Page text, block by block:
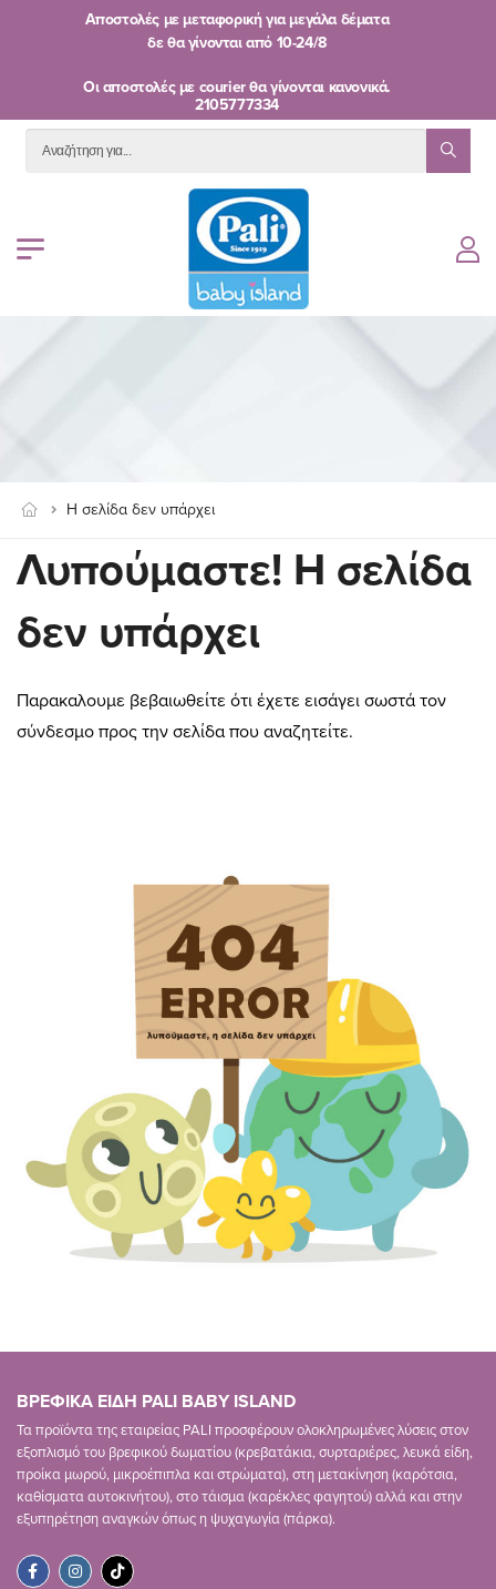
Αποστολές με μεταφορική για μεγάλα δέματα
δε θα γίνονται από 10-24/8
Oι αποστολές με courier θα γίνονται κανονικά.
2105777334
Η σελίδα δεν υπάρχει
Λυπούμαστε! Η σελίδα
δεν υπάρχει
Παρακαλουμε βεβαιωθείτε ότι έχετε εισάγει σωστά τον
σύνδεσμο προς την σελίδα που αναζητείτε.
ΒΡΕΦΙΚΑ ΕΙΔΗ PALI BABY ISLAND
Τα προϊόντα της εταιρείας PALI προσφέρουν ολοκληρωμένες λύσεις στον
εξοπλισμό του βρεφικού δωματίου (κρεβατάκια, συρταριέρες, λευκά είδη,
προίκα μωρού, μικροέπιπλα και στρώματα), στη μετακίνηση (καρότσια,
καθίσματα αυτοκινήτου), στο τάισμα (καρέκλες φαγητού) αλλά και στην
εξυπηρέτηση αναγκών όπως η ψυχαγωγία (πάρκα).